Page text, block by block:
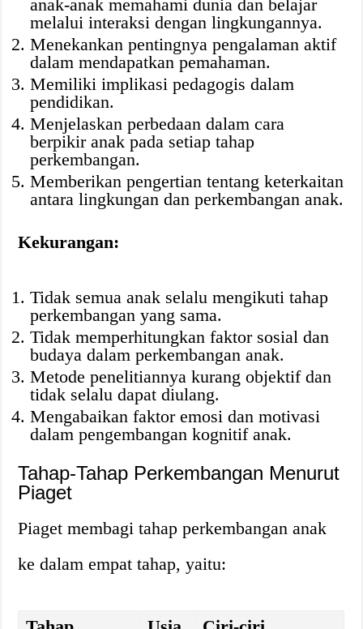
anak-anak memahami dunia dan belajar
melalui interaksi dengan lingkungannya.
Menekankan pentingnya pengalaman aktif
dalam mendapatkan pemahaman.
Memiliki implikasi pedagogis dalam
pendidikan.
Menjelaskan perbedaan dalam cara
berpikir anak pada setiap tahap
perkembangan.
Memberikan pengertian tentang keterkaitan
antara lingkungan dan perkembangan anak.
Kekurangan:
Tidak semua anak selalu mengikuti tahap
perkembangan yang sama.
Tidak memperhitungkan faktor sosial dan
budaya dalam perkembangan anak.
Metode penelitiannya kurang objektif dan
tidak selalu dapat diulang.
Mengabaikan faktor emosi dan motivasi
dalam pengembangan kognitif anak.
Tahap-Tahap Perkembangan Menurut
Piaget
Piaget membagi tahap perkembangan anak
ke dalam empat tahap, yaitu: